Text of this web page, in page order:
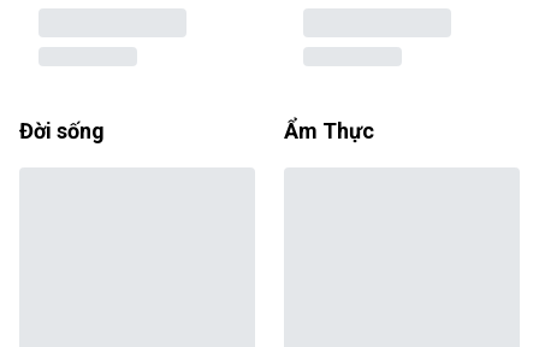
Đời sống Ẩm Thực